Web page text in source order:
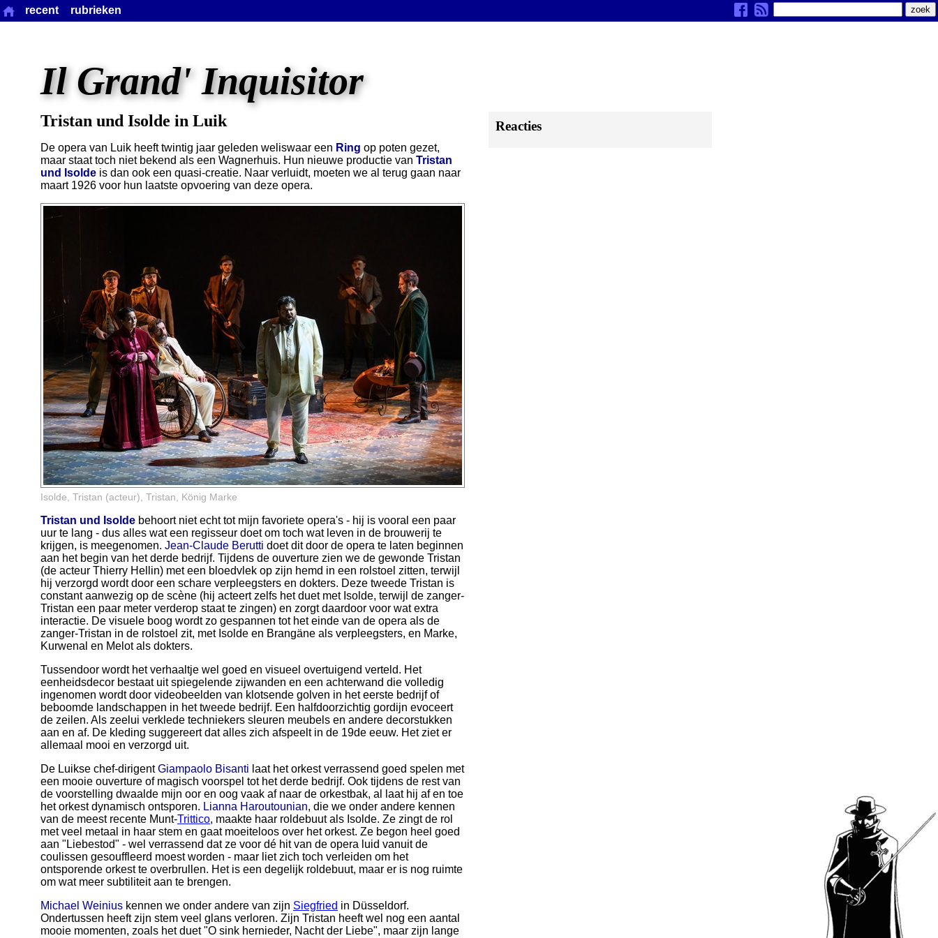
Il Grand' Inquisitor
Tristan und Isolde in Luik
De opera van Luik heeft twintig jaar geleden weliswaar een Ring op poten gezet,
maar staat toch niet bekend als een Wagnerhuis. Hun nieuwe productie van Tristan
und Isolde is dan ook een quasi-creatie. Naar verluidt, moeten we al terug gaan naar
maart 1926 voor hun laatste opvoering van deze opera.
Isolde, Tristan (acteur), Tristan, König Marke
Tristan und Isolde behoort niet echt tot mijn favoriete opera's - hij is vooral een paar
uur te lang - dus alles wat een regisseur doet om toch wat leven in de brouwerij te
krijgen, is meegenomen. Jean-Claude Berutti doet dit door de opera te laten beginnen
aan het begin van het derde bedrijf. Tijdens de ouverture zien we de gewonde Tristan
(de acteur Thierry Hellin) met een bloedvlek op zijn hemd in een rolstoel zitten, terwijl
hij verzorgd wordt door een schare verpleegsters en dokters. Deze tweede Tristan is
constant aanwezig op de scène (hij acteert zelfs het duet met Isolde, terwijl de zanger-
Tristan een paar meter verderop staat te zingen) en zorgt daardoor voor wat extra
interactie. De visuele boog wordt zo gespannen tot het einde van de opera als de
zanger-Tristan in de rolstoel zit, met Isolde en Brangäne als verpleegsters, en Marke,
Kurwenal en Melot als dokters.
Tussendoor wordt het verhaaltje wel goed en visueel overtuigend verteld. Het
eenheidsdecor bestaat uit spiegelende zijwanden en een achterwand die volledig
ingenomen wordt door videobeelden van klotsende golven in het eerste bedrijf of
beboomde landschappen in het tweede bedrijf. Een halfdoorzichtig gordijn evoceert
de zeilen. Als zeelui verklede techniekers sleuren meubels en andere decorstukken
aan en af. De kleding suggereert dat alles zich afspeelt in de 19de eeuw. Het ziet er
allemaal mooi en verzorgd uit.
De Luikse chef-dirigentGiampaolo Bisanti laat het orkest verrassend goed spelen met
een mooie ouverture of magisch voorspel tot het derde bedrijf. Ook tijdens de rest van
de voorstelling dwaalde mijn oor en oog vaak af naar de orkestbak, al laat hij af en toe
het orkest dynamisch ontsporen. Lianna Haroutounian, die we onder andere kennen
van de meest recente Munt-Trittico, maakte haar roldebuut als Isolde. Ze zingt de rol
met veel metaal in haar stem en gaat moeiteloos over het orkest. Ze begon heel goed
aan "Liebestod" - wel verrassend dat ze voor dé hit van de opera luid vanuit de
coulissen gesouffleerd moest worden - maar liet zich toch verleiden om het
ontsporende orkest te overbrullen. Het is een degelijk roldebuut, maar er is nog ruimte
om wat meer subtiliteit aan te brengen.
Michael Weinius kennen we onder andere van zijn Siegfried in Düsseldorf.
Ondertussen heeft zijn stem veel glans verloren. Zijn Tristan heeft wel nog een aantal
mooie momenten, zoals het duet "O sink hernieder, Nacht der Liebe", maar zijn lange
Reacties
recent rubrieken